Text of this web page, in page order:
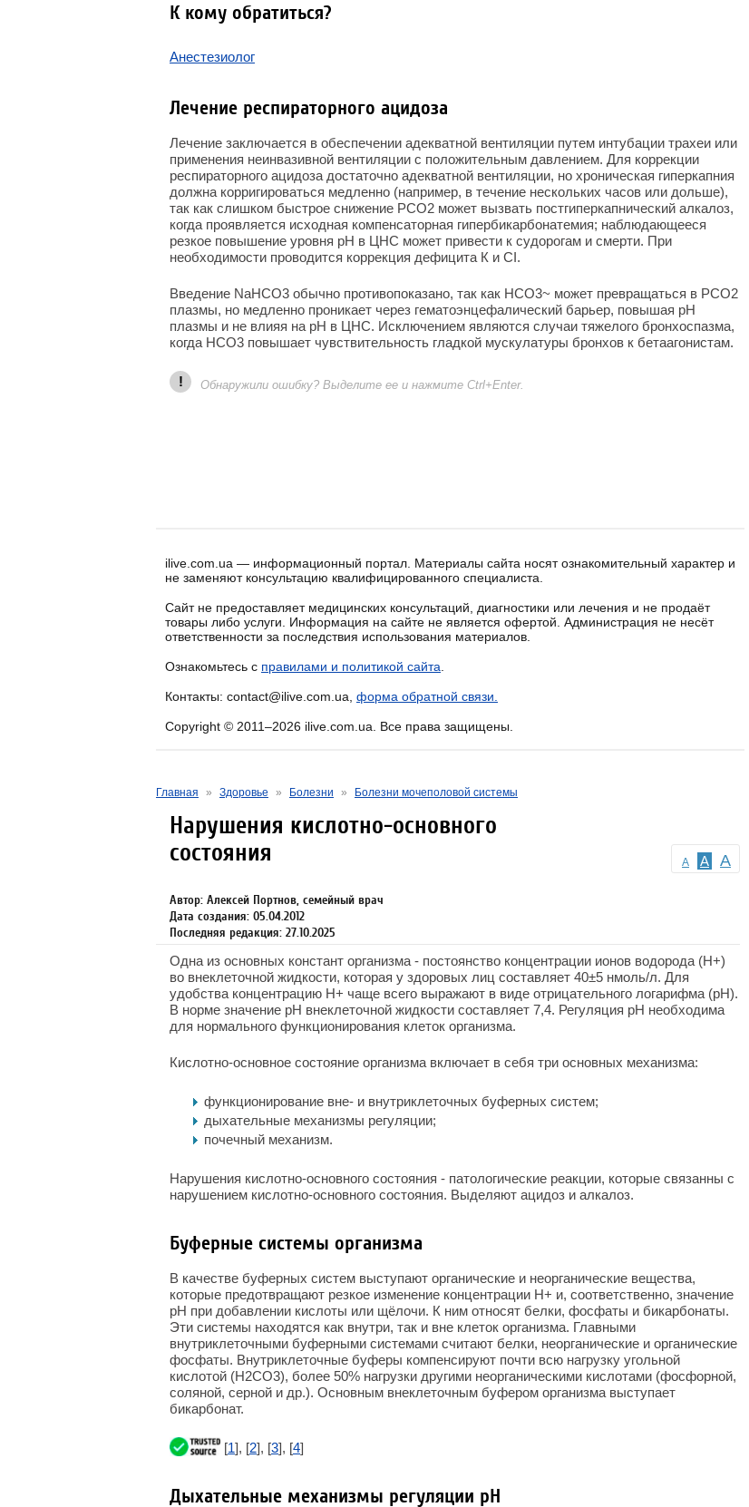
К кому обратиться?
Анестезиолог
Лечение респираторного ацидоза
Лечение заключается в обеспечении адекватной вентиляции путем интубации трахеи или
применения неинвазивной вентиляции с положительным давлением. Для коррекции
респираторного ацидоза достаточно адекватной вентиляции, но хроническая гиперкапния
должна корригироваться медленно (например, в течение нескольких часов или дольше),
так как слишком быстрое снижение РСО2 может вызвать постгиперкапнический алкалоз,
когда проявляется исходная компенсаторная гипербикарбонатемия; наблюдающееся
резкое повышение уровня рН в ЦНС может привести к судорогам и смерти. При
необходимости проводится коррекция дефицита К и CI.
Введение NaHCO3 обычно противопоказано, так как НСО3~ может превращаться в РСО2
плазмы, но медленно проникает через гематоэнцефалический барьер, повышая рН
плазмы и не влияя на рН в ЦНС. Исключением являются случаи тяжелого бронхоспазма,
когда НСО3 повышает чувствительность гладкой мускулатуры бронхов к бетаагонистам.
! Обнаружили ошибку? Выделите ее и нажмите Ctrl+Enter.
ilive.com.ua — информационный портал. Материалы сайта носят ознакомительный характер и
не заменяют консультацию квалифицированного специалиста.
Сайт не предоставляет медицинских консультаций, диагностики или лечения и не продаёт
товары либо услуги. Информация на сайте не является офертой. Администрация не несёт
ответственности за последствия использования материалов.
Ознакомьтесь с правилами и политикой сайта
Контакты: contact@ilive.com.ua, форма обратной связи.
Copyright © 2011–2026 ilive.com.ua. Все права защищены.
Главная » Здоровье » Болезни » Болезни мочеполовой системы
A A A
Нарушения кислотно-основного
состояния
Автор: Алексей Портнов, семейный врач
Дата создания: 05.04.2012
Последняя редакция: 27.10.2025
Одна из основных констант организма - постоянство концентрации ионов водорода (Н+)
во внеклеточной жидкости, которая у здоровых лиц составляет 40±5 нмоль/л. Для
удобства концентрацию Н+ чаще всего выражают в виде отрицательного логарифма (рН).
В норме значение рН внеклеточной жидкости составляет 7,4. Регуляция рН необходима
для нормального функционирования клеток организма.
Кислотно-основное состояние организма включает в себя три основных механизма:
функционирование вне- и внутриклеточных буферных систем;
дыхательные механизмы регуляции;
почечный механизм.
Нарушения кислотно-основного состояния - патологические реакции, которые связанны с
нарушением кислотно-основного состояния. Выделяют ацидоз и алкалоз.
Буферные системы организма
В качестве буферных систем выступают органические и неорганические вещества,
которые предотвращают резкое изменение концентрации Н+ и, соответственно, значение
рН при добавлении кислоты или щёлочи. К ним относят белки, фосфаты и бикарбонаты.
Эти системы находятся как внутри, так и вне клеток организма. Главными
внутриклеточными буферными системами считают белки, неорганические и органические
фосфаты. Внутриклеточные буферы компенсируют почти всю нагрузку угольной
кислотой (Н2СО3), более 50% нагрузки другими неорганическими кислотами (фосфорной,
соляной, серной и др.). Основным внеклеточным буфером организма выступает
бикарбонат.
[1], [2], [3], [4]
Дыхательные механизмы регуляции рН